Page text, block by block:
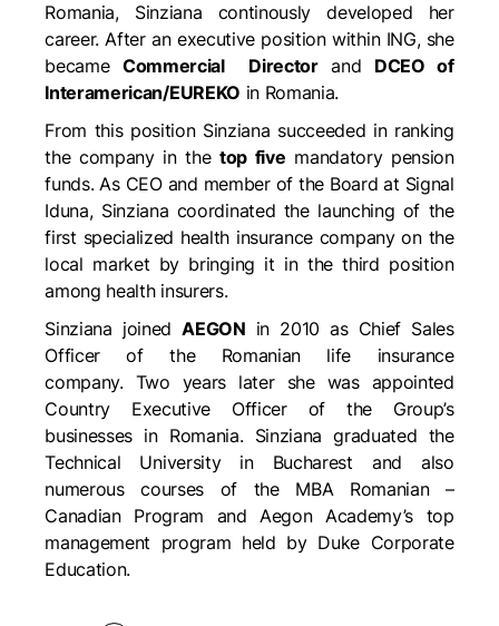
Romania, Sinziana continously developed her
career. After an executive position within ING, she
becameCommercial Directorand DCEO of
Interamerican/EUREKO in Romania.
From this position Sinziana succeeded in ranking
the company in thetop five mandatory pension
funds. As CEO and member of the Board at Signal
Iduna, Sinziana coordinated the launching of the
first specialized health insurance company on the
local market by bringing it in the third position
among health insurers.
Sinziana joinedAEGON in 2010 as Chief Sales
Officer of the Romanian life insurance
company. Two years later she was appointed
Country Executive Officer of the Group’s
businesses in Romania. Sinziana graduated the
Technical University in Bucharest and also
numerous courses of the MBA Romanian –
Canadian Program and Aegon Academy’s top
management program held by Duke Corporate
Education.